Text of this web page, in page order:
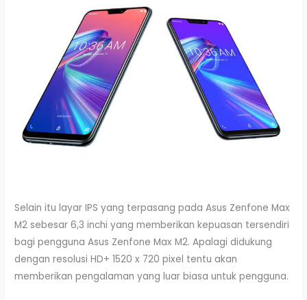
Selain itu layar IPS yang terpasang pada Asus Zenfone Max
M2 sebesar 6,3 inchi yang memberikan kepuasan tersendiri
bagi pengguna Asus Zenfone Max M2. Apalagi didukung
dengan resolusi HD+ 1520 x 720 pixel tentu akan
memberikan pengalaman yang luar biasa untuk pengguna.